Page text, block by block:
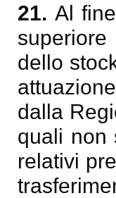
21.Al
dello
dalla
quali non
relativi